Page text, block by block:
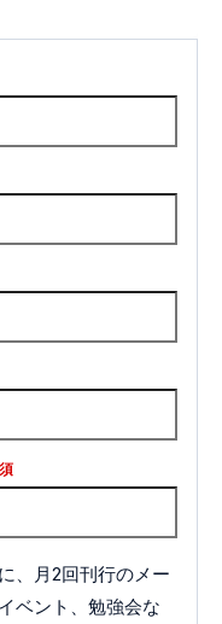
、月2回刊行のメー
ベント、勉強会な